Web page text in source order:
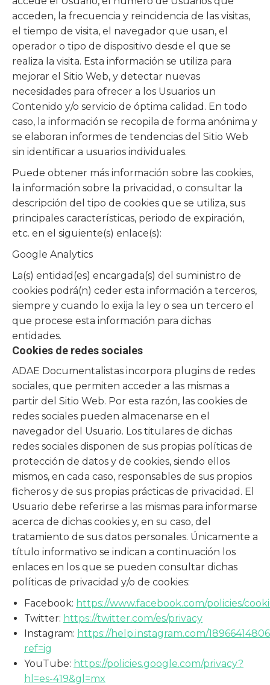
acceden, la frecuencia y reincidencia de las visitas,
el tiempo de visita, el navegador que usan, el
operador o tipo de dispositivo desde el que se
realiza la visita. Esta información se utiliza para
mejorar el Sitio Web, y detectar nuevas
necesidades para ofrecer a los Usuarios un
Contenido y/o servicio de óptima calidad. En todo
caso, la información se recopila de forma anónima y
se elaboran informes de tendencias del Sitio Web
sin identificar a usuarios individuales.
Puede obtener más información sobre las cookies,
la información sobre la privacidad, o consultar la
descripción del tipo de cookies que se utiliza, sus
principales características, periodo de expiración,
etc. en el siguiente(s) enlace(s):
Google Analytics
La(s) entidad(es) encargada(s) del suministro de
cookies podrá(n) ceder esta información a terceros,
siempre y cuando lo exija la ley o sea un tercero el
que procese esta información para dichas
entidades.
Cookies de redes sociales
ADAE Documentalistas incorpora plugins de redes
sociales, que permiten acceder a las mismas a
partir del Sitio Web. Por esta razón, las cookies de
redes sociales pueden almacenarse en el
navegador del Usuario. Los titulares de dichas
redes sociales disponen de sus propias políticas de
protección de datos y de cookies, siendo ellos
mismos, en cada caso, responsables de sus propios
ficheros y de sus propias prácticas de privacidad. El
Usuario debe referirse a las mismas para informarse
acerca de dichas cookies y, en su caso, del
tratamiento de sus datos personales. Únicamente a
título informativo se indican a continuación los
enlaces en los que se pueden consultar dichas
políticas de privacidad y/o de cookies:
Facebook: https://www.facebook.com/policies/
Twitter: https://twitter.com/es/privacy
Instagram: https://help.instagram.com/
ref=ig
YouTube: https://policies.google.com/privacy?
hl=es-419&gl=mx